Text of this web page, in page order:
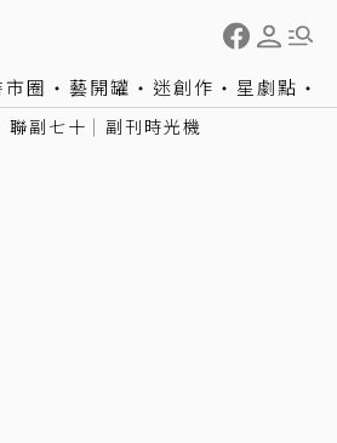
市圈 藝開罐 迷創作 星劇點
聯副七十 副刊時光機